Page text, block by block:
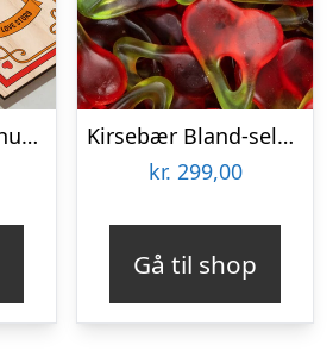
Personligt penalhus med Retrodesign
Kirsebær Bland-selv slik i kasser 2,4 kg
kr. 299,00
Gå til shop